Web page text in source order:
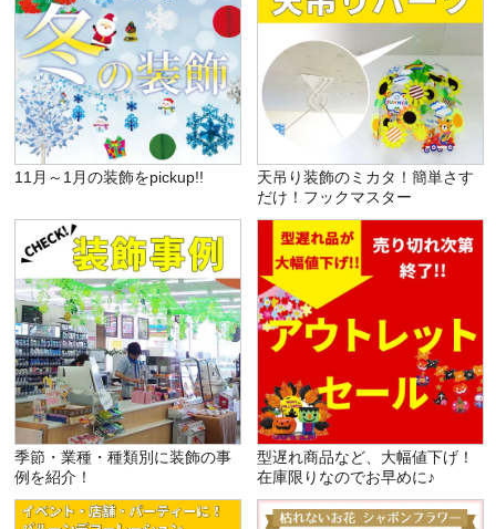
11月～1月の装飾をpickup!!
天吊り装飾のミカタ！簡単さす
だけ！フックマスター
季節・業種・種類別に装飾の事
例を紹介！
型遅れ商品など、大幅値下げ！
在庫限りなのでお早めに♪